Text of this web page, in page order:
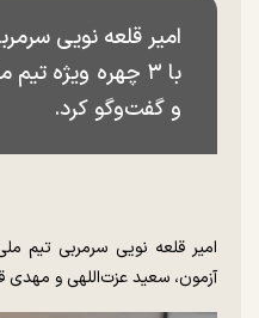
امیر قلعه نویی
با ۳ چهره ویژه
و گفت‌و‌گو کرد.
امیر قلعه نویی سرمربی تیم
آزمون، سعید عزت‌اللهی و مهدی